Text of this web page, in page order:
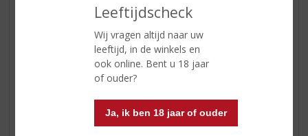
Leeftijdscheck
Wij vragen altijd naar uw
leeftijd, in de winkels en
ook online. Bent u 18 jaar
of ouder?
Ja, ik ben 18 jaar of ouder
de zachte aroma’s vrij van
wax met een krijtachtige
achtergrond wat aangevuld
wordt door een kruidig
randje. Het palet is vooral zoet, de afdronk heeft een
lekkere smaak van boterbabbelaar.